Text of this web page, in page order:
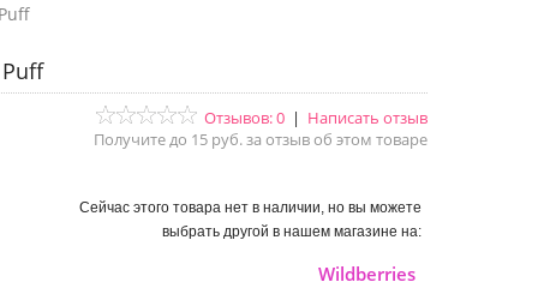
Отзывов: 0 | Написать отзыв
Получите до 15 руб. за отзыв об этом товаре
Сейчас этого товара нет в наличии, но вы можете
выбрать другой в нашем магазине на:
Wildberries